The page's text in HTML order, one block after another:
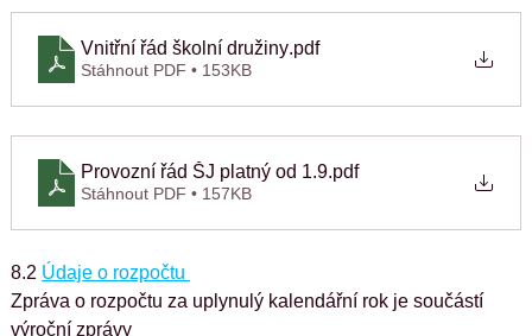
Vnitřní řád školní družiny.pdf
Stáhnout PDF • 153KB
Provozní řád ŠJ platný od 1.9.pdf
Stáhnout PDF • 157KB
8.2 Údaje o rozpočtu
Zpráva o rozpočtu za uplynulý kalendářní rok je součástí
výroční zprávy